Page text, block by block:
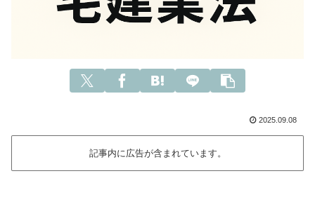
2025.09.08
記事内に広告が含まれています。